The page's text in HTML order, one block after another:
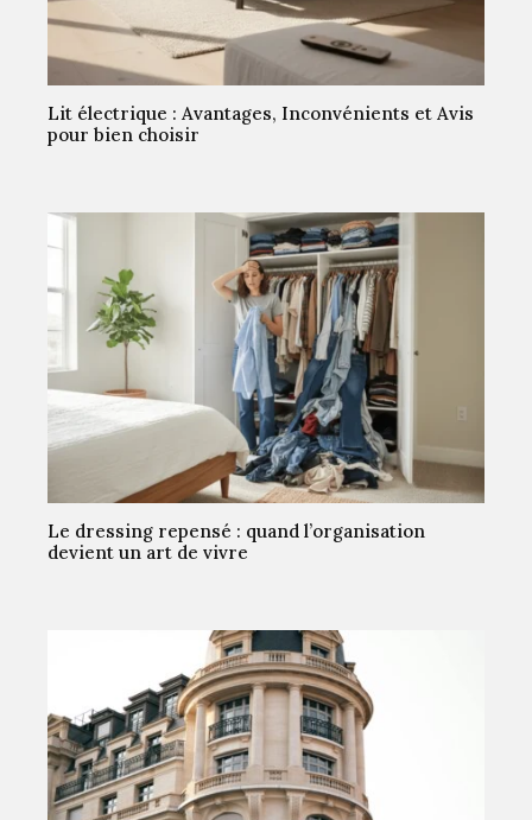
Lit électrique : Avantages, Inconvénients et Avis
pour bien choisir
Le dressing repensé : quand l’organisation
devient un art de vivre